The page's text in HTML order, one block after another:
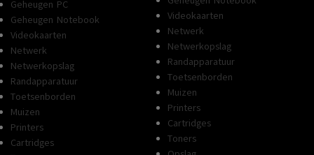
Geheugen PC
Geheugen Notebook
Videokaarten
Netwerk
Netwerkopslag
Randapparatuur
Toetsenborden
Muizen
Printers
Cartridges
Videokaarten
Netwerk
Netwerkopslag
Randapparatuur
Toetsenborden
Muizen
Printers
Cartridges
Toners